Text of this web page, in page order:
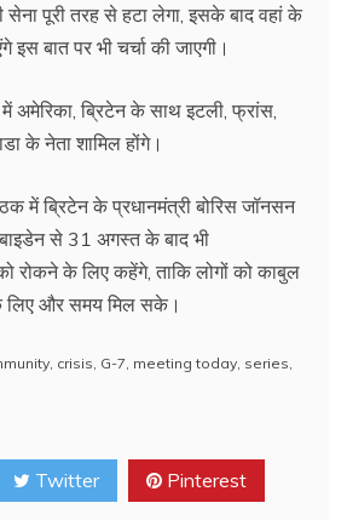
पूरी तरह से हटा लेगा, इसके बाद वहां के
बात पर भी चर्चा की जाएगी।
ब्रिटेन के साथ इटली, फ्रांस,
के नेता शामिल होंगे।
में ब्रिटेन के प्रधानमंत्री बोरिस जॉनसन
बाइडेन से 31 अगस्त के बाद भी
रोकने के लिए कहेंगे, ताकि लोगों को काबुल
लिए और समय मिल सके।
crisis G-7 meeting today series
Twitter Pinterest